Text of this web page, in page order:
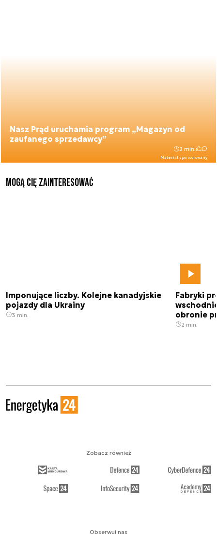
Nasz Prąd uruchamia program „Magazyn od
zaufanego sprzedawcy”
Materiał sponsorowany
2 min.
Mogą Cię zainteresować
Imponujące liczby. Kolejne kanadyjskie
pojazdy dla Ukrainy
3 min.
Fabryki
obronie
2 min.
Obserwuj nas
Zobacz również